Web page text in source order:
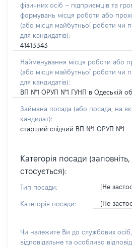
фізичних осіб – підприємців та
формувань місця роботи або
(або місця майбутньої роботи чи
для кандидатів):
41413343
Найменування місця роботи або
(або місця майбутньої роботи чи
для кандидатів):
ВП №1 ОРУП №1 ГУНП в Одеській
Займана посада (або посада, на
кандидат):
старший слідчий ВП №1 ОРУП №1
Категорія посади
стосується):
Тип посади: [Не
Категорія посади: [Не
Чи належите Ви до службових
відповідальне та особливо